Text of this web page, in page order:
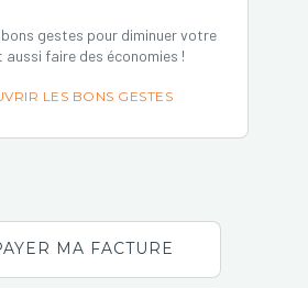
bons gestes pour diminuer votre
faire des économies !
LES BONS GESTES
MA FACTURE